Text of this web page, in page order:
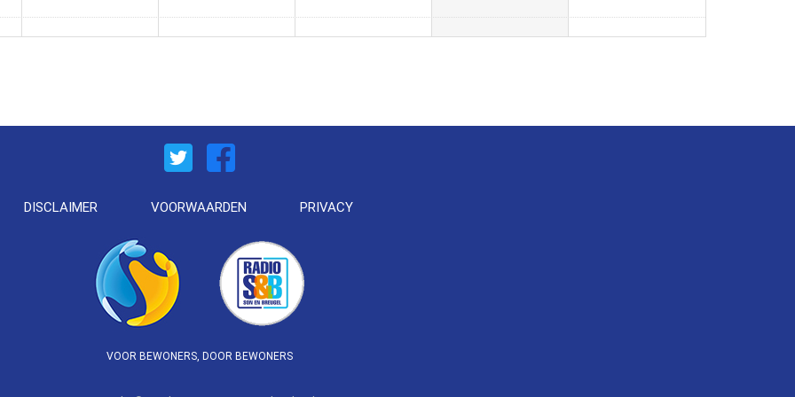
DISCLAIMER VOORWAARDEN PRIVACY
VOOR BEWONERS, DOOR BEWONERS